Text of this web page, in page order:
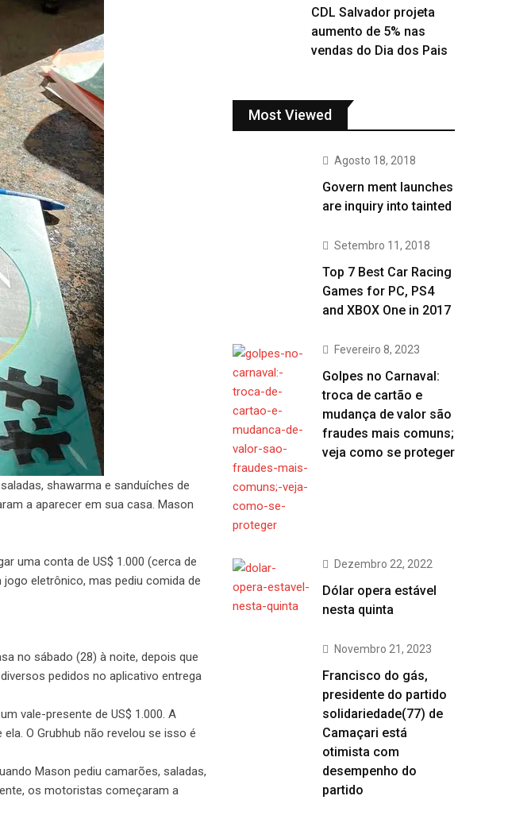
shawarma e sanduíches de
a aparecer em sua casa. Mason
uma conta de US$ 1.000 (cerca de
eletrônico, mas pediu comida de
no sábado (28) à noite, depois que
pedidos no aplicativo entrega
vale-presente de US$ 1.000. A
O Grubhub não revelou se isso é
Mason pediu camarões, saladas,
os motoristas começaram a
CDL Salvador projeta
aumento de 5% nas
vendas do Dia dos Pais
Most Viewed
Agosto 18, 2018
Govern ment launches
are inquiry into tainted
Setembro 11, 2018
Top 7 Best Car Racing
Games for PC, PS4
and XBOX One in 2017
Fevereiro 8, 2023
Golpes no Carnaval:
troca de cartão e
mudança de valor são
fraudes mais comuns;
veja como se proteger
Dezembro 22, 2022
Dólar opera estável
nesta quinta
Novembro 21, 2023
Francisco do gás,
presidente do partido
solidariedade(77) de
Camaçari está
otimista com
desempenho do
partido